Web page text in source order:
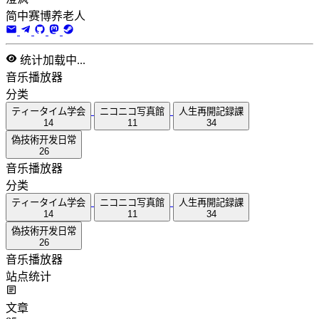
简中赛博养老人
统计加载中...
音乐播放器
分类
ティータイム学会
14
ニコニコ写真館
11
人生再開記録課
34
偽技術开发日常
26
音乐播放器
分类
ティータイム学会
14
ニコニコ写真館
11
人生再開記録課
34
偽技術开发日常
26
音乐播放器
站点统计
文章